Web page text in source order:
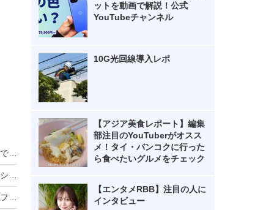
ットを動画で解説！公式
YouTubeチャンネル
10G光回線導入レポ
【アジア美食レポート】編集
部注目のYouTuberがオスス
メ！タイ・バンコクに行った
ら食べたいグルメをチェック
【エンタメRBB】注目の人に
インタビュー